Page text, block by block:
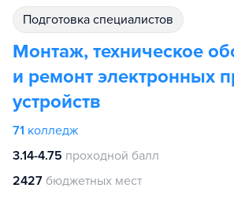
подготовка специалистов
Монтаж, техническое
и ремонт электронных
устройств
71 колледж
3.14-4.75 проходной балл
2427 бюджетных мест